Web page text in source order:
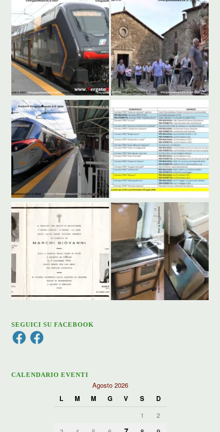
SEGUICI SU FACEBOOK
FacebookFacebook
CALENDARIO EVENTI
Agosto 2026
L
M M G V S
D
1
2